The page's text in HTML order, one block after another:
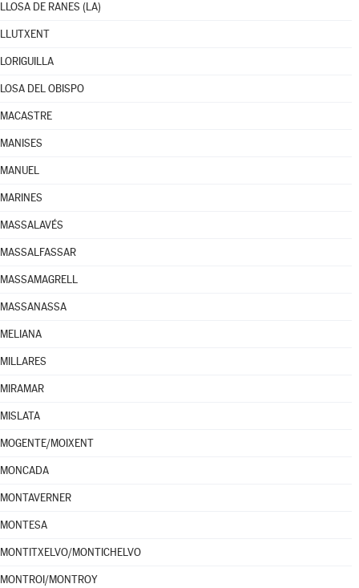
LLOSA DE RANES (LA)
LLUTXENT
LORIGUILLA
LOSA DEL OBISPO
MACASTRE
MANISES
MANUEL
MARINES
MASSALAVÉS
MASSALFASSAR
MASSAMAGRELL
MASSANASSA
MELIANA
MILLARES
MIRAMAR
MISLATA
MOGENTE/MOIXENT
MONCADA
MONTAVERNER
MONTESA
MONTITXELVO/MONTICHELVO
MONTROI/MONTROY